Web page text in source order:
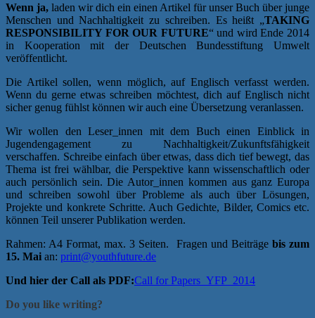
Wenn ja, laden wir dich ein einen Artikel für unser Buch über junge
Menschen und Nachhaltigkeit zu schreiben. Es heißt „TAKING
RESPONSIBILITY FOR OUR FUTURE“ und wird Ende 2014
in Kooperation mit der Deutschen Bundesstiftung Umwelt
veröffentlicht.
Die Artikel sollen, wenn möglich, auf Englisch verfasst werden.
Wenn du gerne etwas schreiben möchtest, dich auf Englisch nicht
sicher genug fühlst können wir auch eine Übersetzung veranlassen.
Wir wollen den Leser_innen mit dem Buch einen Einblick in
Jugendengagement zu Nachhaltigkeit/Zukunftsfähigkeit
verschaffen. Schreibe einfach über etwas, dass dich tief bewegt, das
Thema ist frei wählbar, die Perspektive kann wissenschaftlich oder
auch persönlich sein. Die Autor_innen kommen aus ganz Europa
und schreiben sowohl über Probleme als auch über Lösungen,
Projekte und konkrete Schritte. Auch Gedichte, Bilder, Comics etc.
können Teil unserer Publikation werden.
Rahmen: A4 Format, max. 3 Seiten. Fragen und Beiträge bis zum
15. Mai an: print@youthfuture.de
Und hier der Call als PDF:Call for Papers_YFP_2014
Do you like writing?